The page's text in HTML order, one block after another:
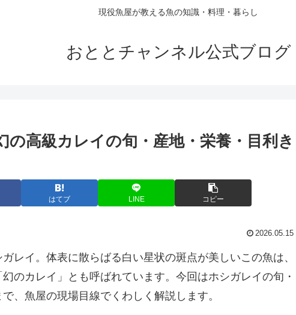
現役魚屋が教える魚の知識・料理・暮らし
おととチャンネル公式ブログ
の高級カレイの旬・産地・栄養・目利き
はてブ LINE コピー
2026.05.15
レイ。体表に散らばる白い星状の斑点が美しいこの魚は、
のカレイ」とも呼ばれています。今回はホシガレイの旬・
、魚屋の現場目線でくわしく解説します。